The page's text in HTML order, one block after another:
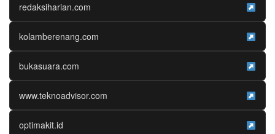
redaksiharian.com
kolamberenang.com
bukasuara.com
www.teknoadvisor.com
optimakit.id